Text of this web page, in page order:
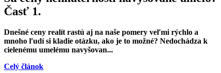
Časť 1.
Dnešné ceny realít rastú aj na naše pomery veľmi rýchlo a
mnoho ľudí si kladie otázku, ako je to možné? Nedochádza k
cielenému umelému navyšovan...
Celý článok